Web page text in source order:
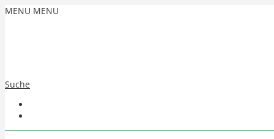
MENU MENU
Suche